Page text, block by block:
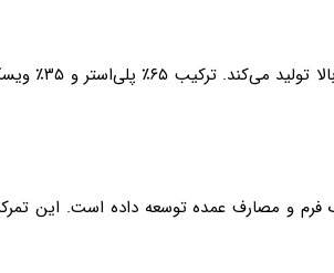
کوکما به‌عنوان یکی از معدود
و مصارف عمده توسعه داده است. این تمرکز